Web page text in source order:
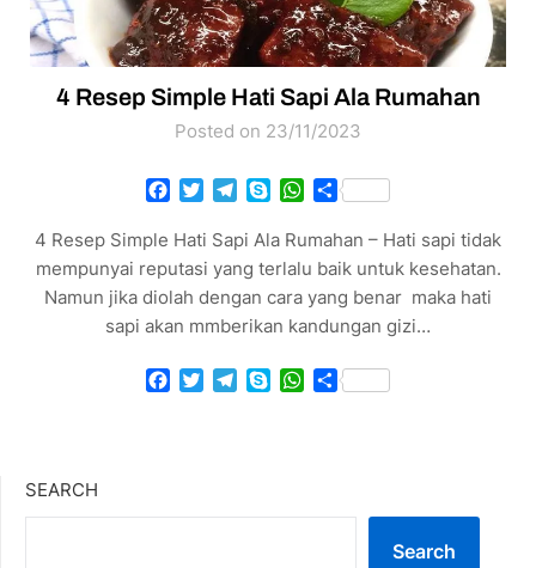
4 Resep Simple Hati Sapi Ala Rumahan
Posted on 23/11/2023
Facebook
TwitterTelegram
SkypeWhatsApp
Share
4 Resep Simple Hati Sapi Ala Rumahan – Hati sapi tidak
mempunyai reputasi yang terlalu baik untuk kesehatan.
Namun jika diolah dengan cara yang benar maka hati
sapi akan mmberikan kandungan gizi…
Facebook
TwitterTelegram
SkypeWhatsApp
Share
SEARCH
Search